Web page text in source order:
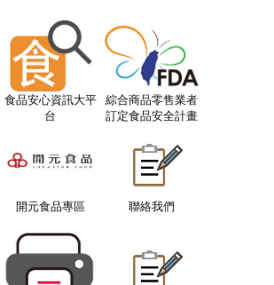
食品安心資訊大平
台
綜合商品零售業者
訂定食品安全計畫
開元食品專區 聯絡我們